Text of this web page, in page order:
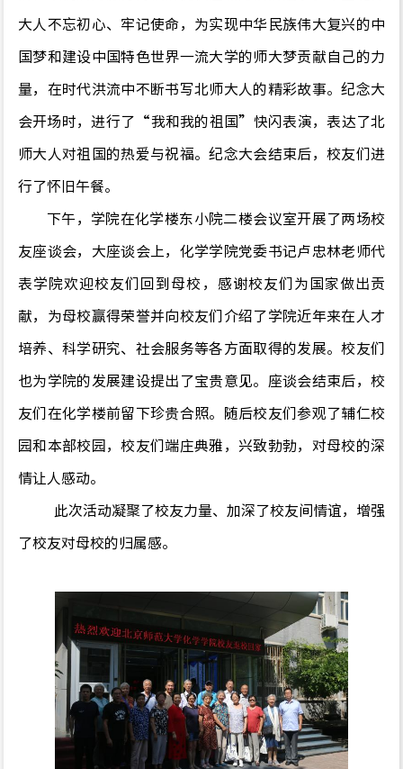
大人不忘初心、牢记使命，为实现中华民族伟大复兴的中
国梦和建设中国特色世界一流大学的师大梦贡献自己的力
量，在时代洪流中不断书写北师大人的精彩故事。纪念大
会开场时，进行了 “我和我的祖国” 快闪表演，表达了北
师大人对祖国的热爱与祝福。纪念大会结束后，校友们进
行了怀旧午餐。
下午，学院在化学楼东小院二楼会议室开展了两场校
友座谈会，大座谈会上， 化学学院党委书记卢忠林老师代
表学院欢迎校友们回到母校，感谢校友们为国家做出贡
献，为母校赢得荣誉并向校友们介绍了学院近年来在人才
培养、科学研究、社会服务等各方面取得的发展。校友们
也为学院的发展建设提出了宝贵意见。座谈会结束后，校
友们在化学楼前留下珍贵合照。 随后校友们参观了辅仁校
园和本部校园，校友们端庄典雅 ，兴致勃勃， 对母校的深
情让人感动。
此次活动凝聚了校友力量、加深了校友间情谊，增强
了校友对母校的归属感。